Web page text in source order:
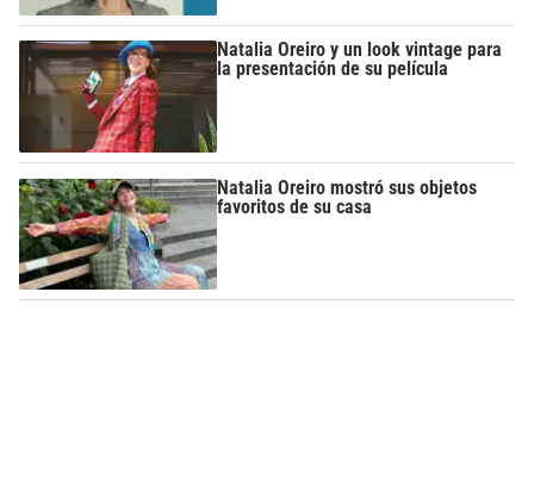
Natalia Oreiro y un look vintage para
la presentación de su película
Natalia Oreiro mostró sus objetos
favoritos de su casa